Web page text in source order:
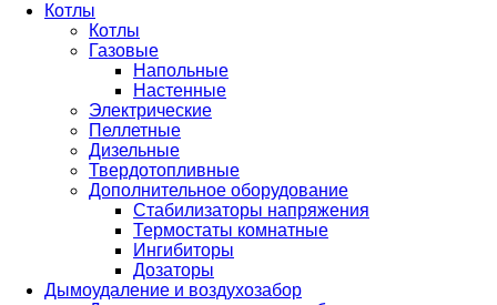
Котлы
Котлы
Газовые
Напольные
Настенные
Электрические
Пеллетные
Дизельные
Твердотопливные
Дополнительное оборудование
Стабилизаторы напряжения
Термостаты комнатные
Ингибиторы
Дозаторы
Дымоудаление и воздухозабор